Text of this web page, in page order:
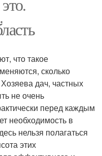
что такое
сколько
дач, частных
не очень
перед каждым
необходимость в
нельзя полагаться
этих